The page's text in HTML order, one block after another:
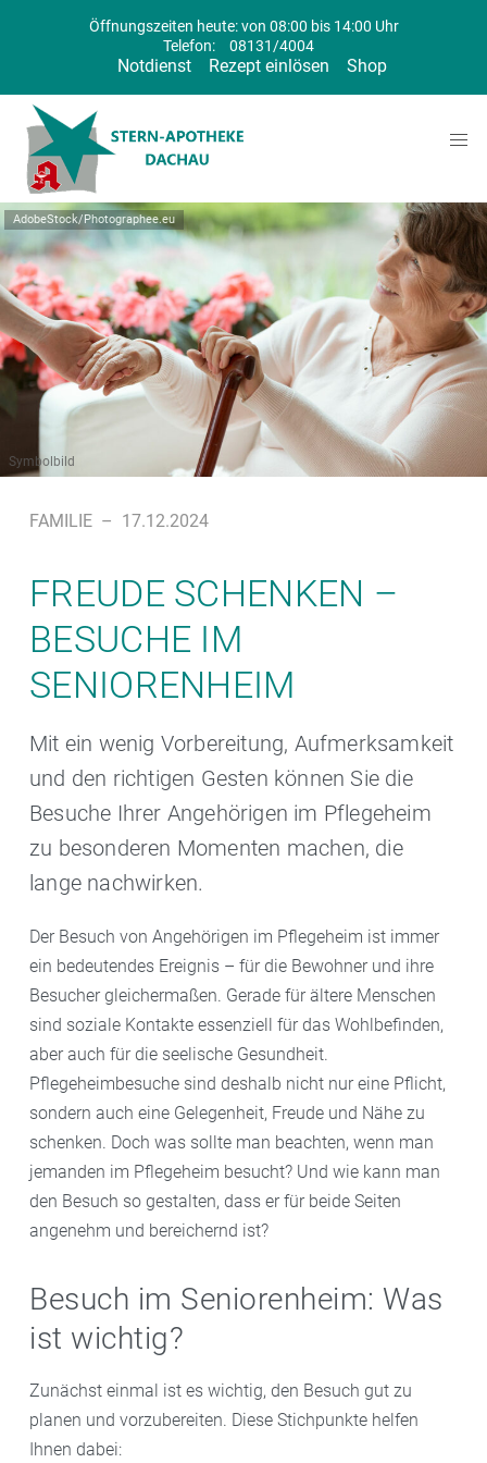
Öffnungszeiten heute: von 08:00 bis 14:00 Uhr
Telefon:
08131/4004
Notdienst Rezept einlösen Shop
AdobeStock/Photographee.eu
Symbolbild
FAMILIE – 17.12.2024
FREUDE SCHENKEN –
BESUCHE IM
SENIORENHEIM
Mit ein wenig Vorbereitung, Aufmerksamkeit
und den richtigen Gesten können Sie die
Besuche Ihrer Angehörigen im Pflegeheim
zu besonderen Momenten machen, die
lange nachwirken.
Der Besuch von Angehörigen im Pflegeheim ist immer
ein bedeutendes Ereignis – für die Bewohner und ihre
Besucher gleichermaßen. Gerade für ältere Menschen
sind soziale Kontakte essenziell für das Wohlbefinden,
aber auch für die seelische Gesundheit.
Pflegeheimbesuche sind deshalb nicht nur eine Pflicht,
sondern auch eine Gelegenheit, Freude und Nähe zu
schenken. Doch was sollte man beachten, wenn man
jemanden im Pflegeheim besucht? Und wie kann man
den Besuch so gestalten, dass er für beide Seiten
angenehm und bereichernd ist?
Besuch im Seniorenheim: Was
ist wichtig?
Zunächst einmal ist es wichtig, den Besuch gut zu
planen und vorzubereiten. Diese Stichpunkte helfen
Ihnen dabei: